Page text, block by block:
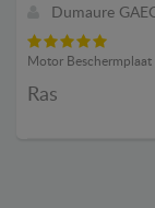
Dumaure
Motor
Ras